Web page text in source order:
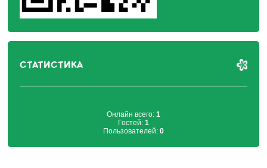
СТАТИСТИКА
Онлайн всего: 1
Гостей: 1
Пользователей: 0